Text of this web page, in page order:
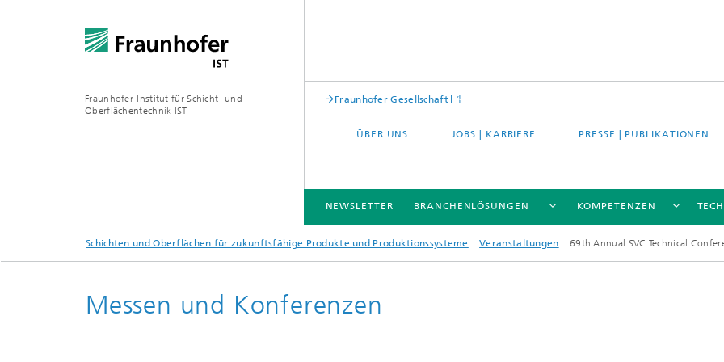
Fraunhofer-Institut für Schicht- und
Oberflächentechnik IST
Fraunhofer Gesellschaft
ÜBER UNS JOBS | KARRIERE PRESSE | PUBLIKATIONEN
NEWSLETTER BRANCHENLÖSUNGEN
BRANCHENLÖSUNGEN
KOMPETENZEN
KOMPETENZEN
TECHNOLOGIEN
ZUSAMMENARBEIT
Schichten und Oberflächen für zukunftsfähige Produkte und Produktionssysteme Veranstaltungen 69th Annual SVC Technical
Messen und Konferenzen